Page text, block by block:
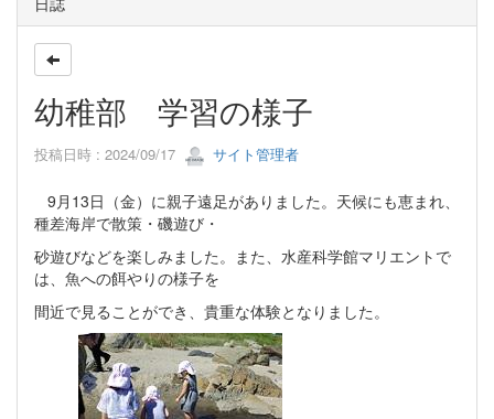
幼稚部 学習の様子
投稿日時 : 2024/09/17 サイト管理者
9月13日（金）に親子遠足がありました。天候にも恵まれ、
種差海岸で散策・磯遊び・
砂遊びなどを楽しみました。また、水産科学館マリエントで
は、魚への餌やりの様子を
間近で見ることができ、貴重な体験となりました。